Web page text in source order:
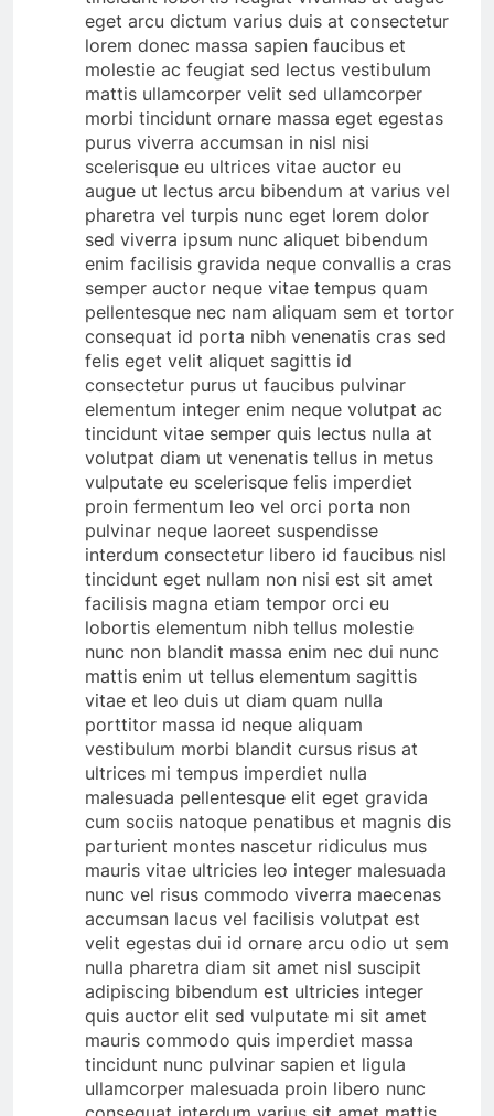
eget arcu dictum varius duis at consectetur
lorem donec massa sapien faucibus et
molestie ac feugiat sed lectus vestibulum
mattis ullamcorper velit sed ullamcorper
morbi tincidunt ornare massa eget egestas
purus viverra accumsan in nisl nisi
scelerisque eu ultrices vitae auctor eu
augue ut lectus arcu bibendum at varius vel
pharetra vel turpis nunc eget lorem dolor
sed viverra ipsum nunc aliquet bibendum
enim facilisis gravida neque convallis a cras
semper auctor neque vitae tempus quam
pellentesque nec nam aliquam sem et tortor
consequat id porta nibh venenatis cras sed
felis eget velit aliquet sagittis id
consectetur purus ut faucibus pulvinar
elementum integer enim neque volutpat ac
tincidunt vitae semper quis lectus nulla at
volutpat diam ut venenatis tellus in metus
vulputate eu scelerisque felis imperdiet
proin fermentum leo vel orci porta non
pulvinar neque laoreet suspendisse
interdum consectetur libero id faucibus nisl
tincidunt eget nullam non nisi est sit amet
facilisis magna etiam tempor orci eu
lobortis elementum nibh tellus molestie
nunc non blandit massa enim nec dui nunc
mattis enim ut tellus elementum sagittis
vitae et leo duis ut diam quam nulla
porttitor massa id neque aliquam
vestibulum morbi blandit cursus risus at
ultrices mi tempus imperdiet nulla
malesuada pellentesque elit eget gravida
cum sociis natoque penatibus et magnis dis
parturient montes nascetur ridiculus mus
mauris vitae ultricies leo integer malesuada
nunc vel risus commodo viverra maecenas
accumsan lacus vel facilisis volutpat est
velit egestas dui id ornare arcu odio ut sem
nulla pharetra diam sit amet nisl suscipit
adipiscing bibendum est ultricies integer
quis auctor elit sed vulputate mi sit amet
mauris commodo quis imperdiet massa
tincidunt nunc pulvinar sapien et ligula
ullamcorper malesuada proin libero nunc